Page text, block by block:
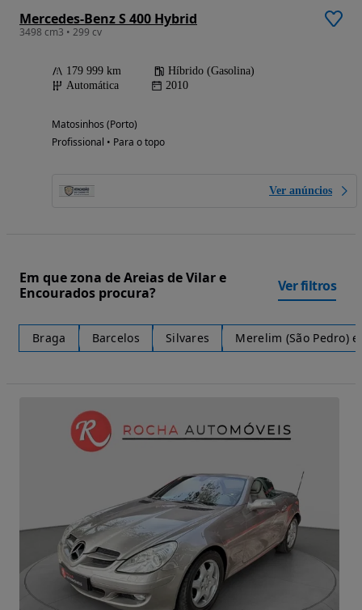
Mercedes-Benz S 400 Hybrid
3498 cm3 • 299 cv
179 999 km
Híbrido (Gasolina)
Automática
2010
Matosinhos (Porto)
Profissional • Para o topo
Ver anúncios
Em que zona de Areias de Vilar e
Encourados procura?
Ver filtros
Braga Barcelos Silvares Merelim (São Pedro) e